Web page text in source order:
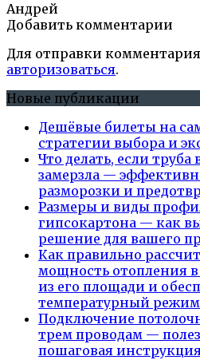
Андрей
Добавить комментарии
Для отправки
авторизоваться.
Новые публикации
Дешёвые билеты на
стратегии выбора и
Что делать, если
замерзла —
разморозки и
Размеры и виды
гипсокартона — как
решение для вашего
Как правильно
мощность отопления
из его площади и
температурный режим
Подключение
трем проводам —
пошаговая